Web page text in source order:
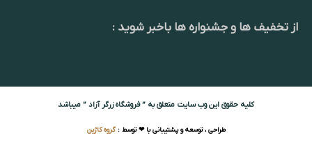
از تخفیف ها و جشنواره ها باخبر شوید :
کلیه حقوق این وب سایت متعلق به ” فروشگاه زرگر آزاد ” میباشد
طراحی ، توسعه و پشتیبانی با ❤ توسط :گروه کاژین